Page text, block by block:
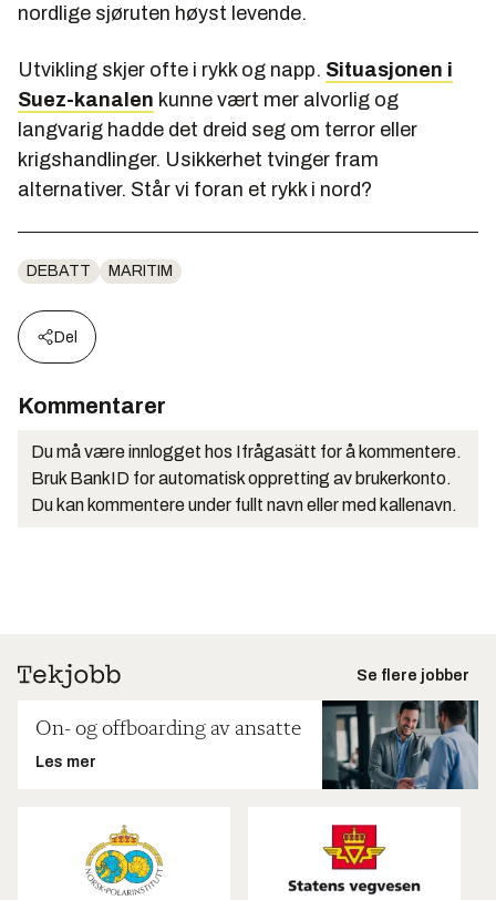
nordlige sjøruten høyst levende.
Utvikling skjer ofte i rykk og napp. Situasjonen i
Suez-kanalen kunne vært mer alvorlig og
langvarig hadde det dreid seg om terror eller
krigshandlinger. Usikkerhet tvinger fram
alternativer. Står vi foran et rykk i nord?
DEBATT MARITIM
Del
Kommentarer
Du må være innlogget hos Ifrågasätt for å kommentere.
Bruk BankID for automatisk oppretting av brukerkonto.
Du kan kommentere under fullt navn eller med kallenavn.
Se flere jobber
On- og offboarding av ansatte
Les mer